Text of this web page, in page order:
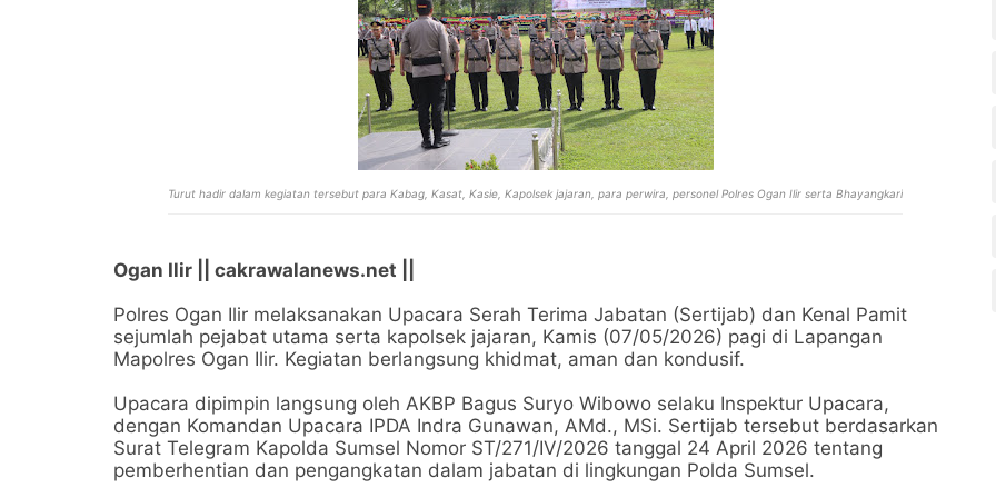
Turut hadir dalam kegiatan tersebut para Kabag, Kasat, Kasie, Kapolsek jajaran, para perwira, personel Polres Ogan Ilir serta Bhayangkari
Ogan Ilir || cakrawalanews.net ||
Polres Ogan Ilir melaksanakan Upacara Serah Terima Jabatan (Sertijab) dan Kenal Pamit
sejumlah pejabat utama serta kapolsek jajaran, Kamis (07/05/2026) pagi di Lapangan
Mapolres Ogan Ilir. Kegiatan berlangsung khidmat, aman dan kondusif.
Upacara dipimpin langsung oleh AKBP Bagus Suryo Wibowo selaku Inspektur Upacara,
dengan Komandan Upacara IPDA Indra Gunawan, AMd., MSi. Sertijab tersebut berdasarkan
Surat Telegram Kapolda Sumsel Nomor ST/271/IV/2026 tanggal 24 April 2026 tentang
pemberhentian dan pengangkatan dalam jabatan di lingkungan Polda Sumsel.